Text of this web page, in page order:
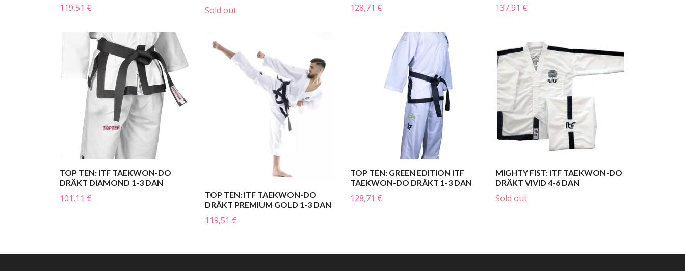
119,51 € Sold out 128,71 € 137,91 €
TOP TEN: ITF TAEKWON-DO
DRÄKT DIAMOND 1-3 DAN
101,11 €
TOP TEN: ITF TAEKWON-DO
DRÄKT PREMIUM GOLD 1-3 DAN
119,51 €
TOP TEN: GREEN EDITION ITF
TAEKWON-DO DRÄKT 1-3 DAN
128,71 €
MIGHTY FIST: ITF TAEKWON-DO
DRÄKT VIVID 4-6 DAN
Sold out